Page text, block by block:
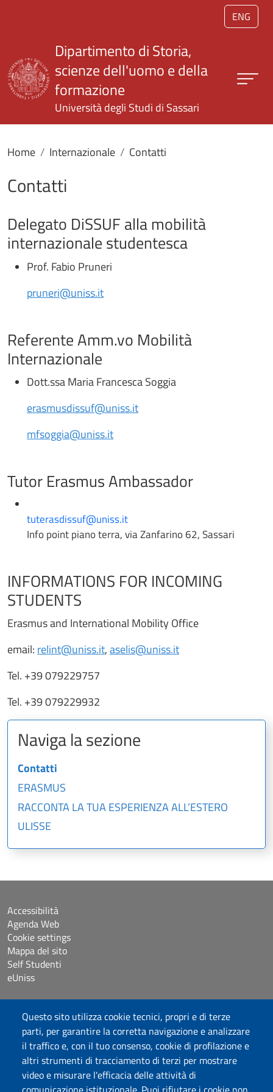
Salta al contenuto principale
ENG
Questo sito utilizza cookie tecnici, propri e di terze
parti, per garantire la corretta navigazione e analizzare
il traffico e, con il tuo consenso, cookie di profilazione e
altri strumenti di tracciamento di terzi per mostrare
video e misurare l'efficacia delle attività di
Dipartimento di Storia,
scienze dell'uomo e della
formazione
Università degli Studi di Sassari
Home Internazionale Contatti
Contatti
Delegato DiSSUF alla mobilità
internazionale studentesca
Prof. Fabio Pruneri
pruneri@uniss.it
Referente Amm.vo Mobilità
Internazionale
Dott.ssa Maria Francesca Soggia
erasmusdissuf@uniss.it
mfsoggia@uniss.it
Tutor Erasmus Ambassador
tuterasdissuf@uniss.it
Info point piano terra, via Zanfarino 62, Sassari
INFORMATIONS FOR INCOMING
STUDENTS
Erasmus and International Mobility Office
email: relint@uniss.it,aselis@uniss.it
Tel. +39 079229757
Tel. +39 079229932
Naviga la sezione
Contatti
ERASMUS
RACCONTA LA TUA ESPERIENZA ALL’ESTERO
ULISSE
Accessibilità
Agenda Web
Cookie settings
Mappa del sito
Self Studenti
eUniss
Bandi
Dichiarazione di accessibilità
Posta elettronica @uniss.it
Protocollo
Seguici su